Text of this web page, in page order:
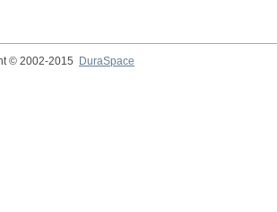
© 2002-2015
DuraSpace